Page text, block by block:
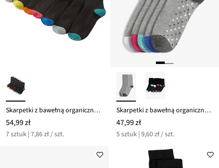
Skarpetki z bawełną organiczną (7 par)
54,99 zł
7 sztuk | 7,86 zł / szt.
Skarpetki z bawełną organiczną (5 par)
47,99 zł
5 sztuk | 9,60 zł / szt.